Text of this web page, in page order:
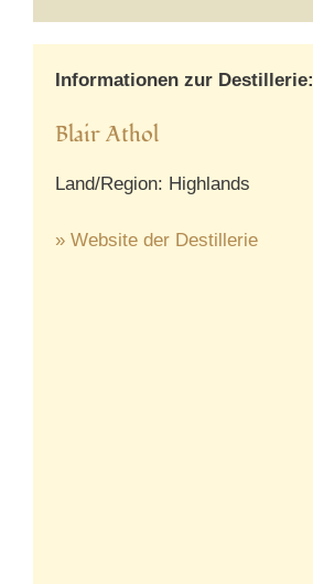
Informationen zur Destillerie:
Blair Athol
Land/Region: Highlands
» Website der Destillerie